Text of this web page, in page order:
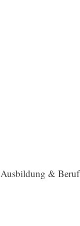
Ausbildung & Beruf